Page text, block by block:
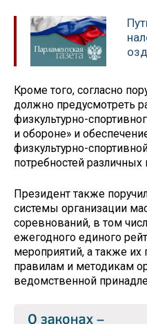
Кроме того, согласно
должно предусмотреть
физкультурно-
и обороне» и
физкультурно-
потребностей различных
Президент также
системы организации
соревнований, в том
ежегодного единого
мероприятий, а также
правилам и методикам
ведомственной